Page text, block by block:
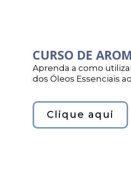
CURSO DE
Aprenda a como
dos Óleos Essenciais
Clique aqui